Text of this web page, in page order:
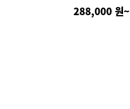
288,000 원~